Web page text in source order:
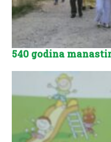
540 godina